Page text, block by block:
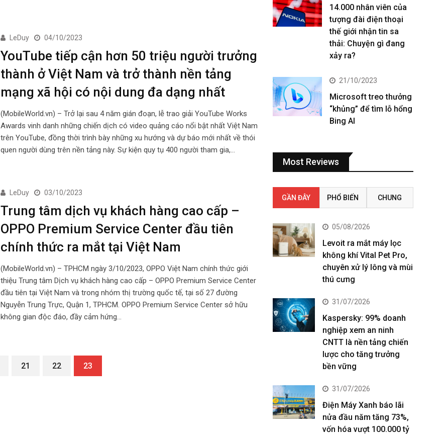
LeDuy 04/10/2023
YouTube tiếp cận hơn 50 triệu người trưởng
thành ở Việt Nam và trở thành nền tảng
mạng xã hội có nội dung đa dạng nhất
(MobileWorld.vn) – Trở lại sau 4 năm gián đoạn, lễ trao giải YouTube Works
Awards vinh danh những chiến dịch có video quảng cáo nổi bật nhất Việt Nam
trên YouTube, đồng thời trình bày những xu hướng và dự báo mới nhất về thói
quen người dùng trên nền tảng này. Sự kiện quy tụ 400 người tham gia,…
LeDuy 03/10/2023
Trung tâm dịch vụ khách hàng cao cấp –
OPPO Premium Service Center đầu tiên
chính thức ra mắt tại Việt Nam
(MobileWorld.vn) – TPHCM ngày 3/10/2023, OPPO Việt Nam chính thức giới
thiệu Trung tâm Dịch vụ khách hàng cao cấp – OPPO Premium Service Center
đầu tiên tại Việt Nam và trong nhóm thị trường quốc tế, tại số 27 đường
Nguyễn Trung Trực, Quận 1, TPHCM. OPPO Premium Service Center sở hữu
không gian độc đáo, đầy cảm hứng…
21 22 23
14.000 nhân viên của
tượng đài điện thoại
thế giới nhận tin sa
thải: Chuyện gì đang
xảy ra?
21/10/2023
Microsoft treo thưởng
“khủng” để tìm lỗ hổng
Bing AI
Most Reviews
GẦN ĐÂY PHỔ BIẾN CHUNG
05/08/2026
Levoit ra mắt máy lọc
không khí Vital Pet Pro,
chuyên xử lý lông và mùi
thú cưng
31/07/2026
Kaspersky: 99% doanh
nghiệp xem an ninh
CNTT là nền tảng chiến
lược cho tăng trưởng
bền vững
31/07/2026
Điện Máy Xanh báo lãi
nửa đầu năm tăng 73%,
vốn hóa vượt 100.000 tỷ